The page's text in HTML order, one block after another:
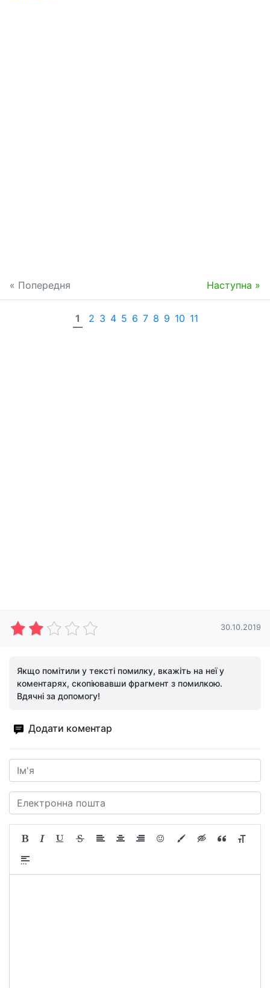
« Попередня Наступна »
1 2 3 4 5 6 7 8 9 10 11
30.10.2019
Якщо помітили у тексті помилку, вкажіть на неї у
коментарях, скопіювавши фрагмент з помилкою.
Вдячні за допомогу!
Додати коментар